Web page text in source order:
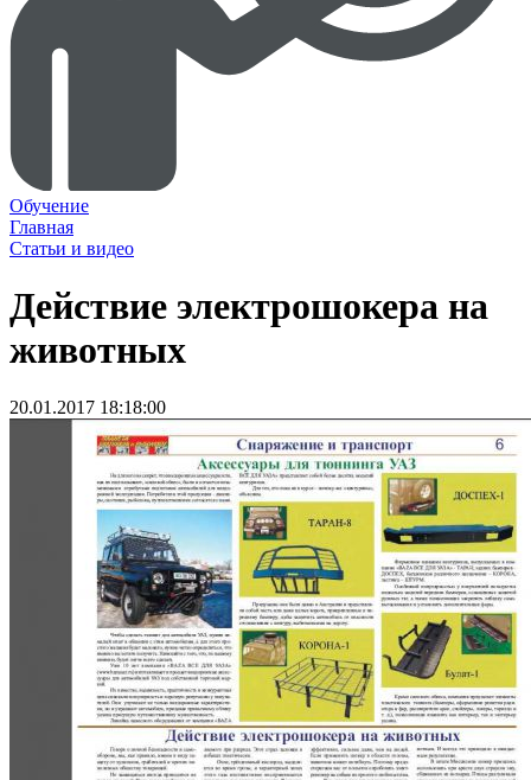
Обучение
Главная
Статьи и видео
Действие электрошокера на
животных
20.01.2017 18:18:00